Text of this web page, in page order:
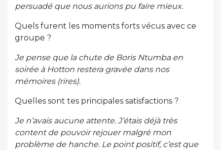
persuadé que nous aurions pu faire mieux.
Quels furent les moments forts vécus avec ce
groupe ?
Je pense que la chute de Boris Ntumba en
soirée à Hotton restera gravée dans nos
mémoires (rires).
Quelles sont tes principales satisfactions ?
Je n’avais aucune attente. J’étais déjà très
content de pouvoir rejouer malgré mon
problème de hanche. Le point positif, c’est que